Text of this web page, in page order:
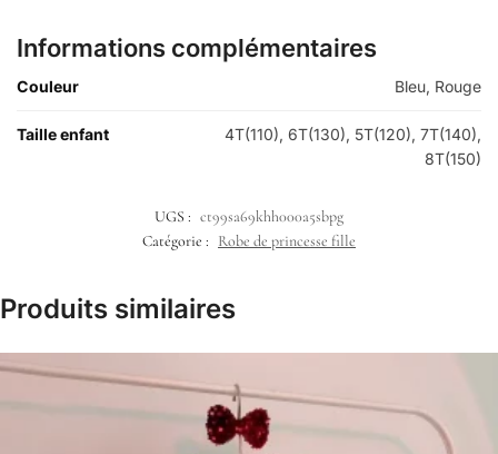
Informations complémentaires
Couleur Bleu, Rouge
Taille enfant
4T(110), 6T(130), 5T(120), 7T(140),
8T(150)
UGS : ct99sa69khh000a5sbpg
Catégorie : Robe de princesse fille
Produits similaires